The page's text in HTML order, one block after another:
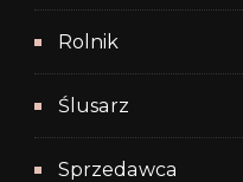
Rolnik
Ślusarz
Sprzedawca